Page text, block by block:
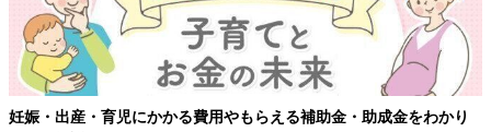
金・助成金をわかり 【ワクチン接種できるものも】妊婦の感染